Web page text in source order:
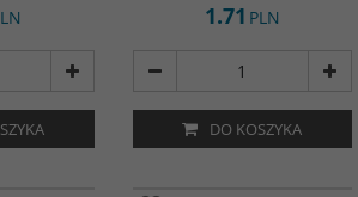
1.71 PLN
DO KOSZYKA